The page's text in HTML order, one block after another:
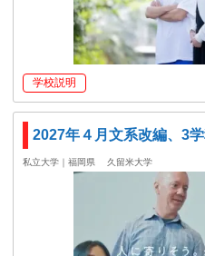
学校説明
2027年４月文系改編、3
私立大学｜福岡県 久留米大学